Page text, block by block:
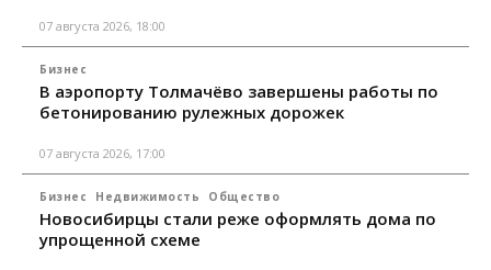
07 августа 2026, 18:00
Бизнес
В аэропорту Толмачёво завершены работы по
бетонированию рулежных дорожек
07 августа 2026, 17:00
Бизнес Недвижимость Общество
Новосибирцы стали реже оформлять дома по
упрощенной схеме